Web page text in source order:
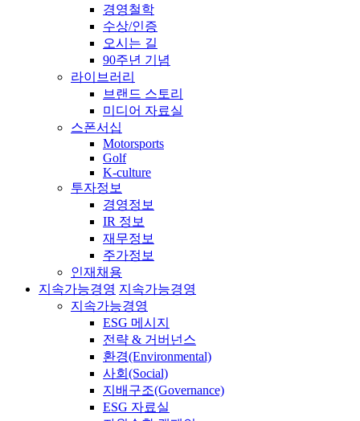
경영철학
수상/인증
오시는 길
90주년 기념
라이브러리
브랜드 스토리
미디어 자료실
스폰서십
Motorsports
Golf
K-culture
투자정보
경영정보
IR 정보
재무정보
주가정보
인재채용
지속가능경영 지속가능경영
지속가능경영
ESG 메시지
전략 & 거버넌스
환경(Environmental)
사회(Social)
지배구조(Governance)
ESG 자료실